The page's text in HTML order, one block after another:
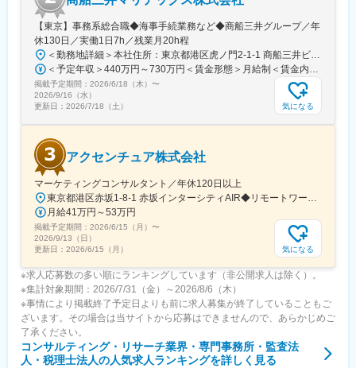
■働き方
全国からフルリモートで就業可能で、全国各地の顧客を支援でき
ます。実際に、北海道在住の社員も複数名おり、成果とプライベ
ートを両立。ライフスタイルや生活環境に合わせて働き方を選択
しながら、モチベーション高く働いています。
変更の範囲：会社の定める業務
【東京】事務系総合職◆海事手続業務など◆商船三井グループ／年
休130日／実働1日7h／残業月20h程
＜勤務地詳細＞本社住所：東京都港区虎ノ門2-1-1 商船三井ビル勤務地最寄駅：東京メトロ銀座線／虎ノ門駅受動喫煙対策：屋内全面禁煙変更の範囲：会社の定める事業所
＜予定年収＞440万円～730万円＜賃金形態＞月給制＜賃金内訳＞月額（基本給）：291,800円～487,000円＜月給＞291,800円～487,000円＜昇給有無＞有＜残業手当＞有＜給与補足＞※上記想定年収には賞与3ヶ月分を含みます。金額は目安の金額であり、これまでのご経験・スキル・現年収等を総合的に考慮し決定いたします。■昇給：年1回■賞与：3ヶ月分（前年度実績）賃金はあくまでも目安の金額であり、選考を通じて上下する可能性があります。月給(月額)は固定手当を含めた表記です。
掲載予定期間： 2026/6/18（木） 〜
2026/9/16（水）
更新日： 2026/7/18（土） 気になる
アクセンチュア株式会社
マーケティングコンサルタント／年休120日以上
東京都港区赤坂1-8-1 赤坂インターシティAIR◆リモートワーク相談可◆当面転勤なし＜アクセス＞東京メトロ銀座線、南北線「溜池山王駅」直結東京メトロ千代田線、丸ノ内線「国会議事堂前駅」直結※変更の範囲：会社の定める事業所※受動喫煙対策：屋内全面禁煙◆ この求人のPOINT ◆￣￣V￣￣￣￣￣￣￣￣￣＃世界約78万人規模の大手基盤で安定性◎裁量大きく挑戦・成長できる環境＃土日祝休／連続5日以上の休暇取得も可能！／フルフレックス（コアタイムなし）＃各国から集結したノウハウを活用して、国内の先駆けとなる提案もできる
月給41万円～53万円
掲載予定期間： 2026/6/15（月） 〜
2026/9/13（日）
更新日： 2026/6/15（月） 気になる
※求人応募数の多い順にランキングしています（非公開求人は除く）。
※集計対象期間：2026/7/31（金）～2026/8/6（木）
※事情により掲載終了予定日よりも前に求人募集が終了していることもご
ざいます。その場合は当サイトから応募はできませんので、あらかじめご
了承ください。
コンサルティング・リサーチ業界・専門事務所・監査法
人・税理士法人の人気求人ランキングを詳しく見る